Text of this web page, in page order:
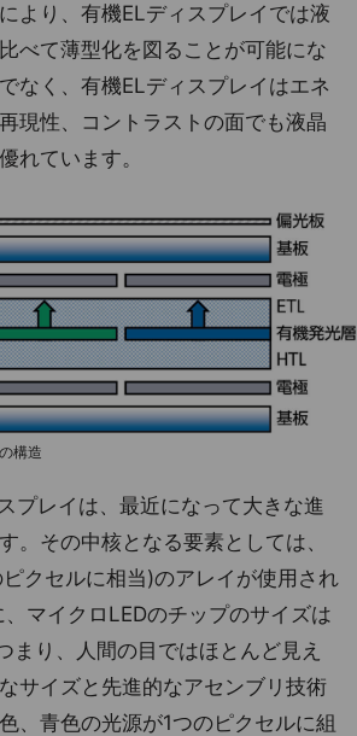
より、有機ELディスプレイでは液
べて薄型化を図ることが可能にな
なく、有機ELディスプレイはエネ
現性、コントラストの面でも液晶
れています。
構造
プレイは、最近になって大きな進
。その中核となる要素としては、
クセルに相当)のアレイが使用され
マイクロLEDのチップのサイズは
まり、人間の目ではほとんど見え
サイズと先進的なアセンブリ技術
、青色の光源が1つのピクセルに組